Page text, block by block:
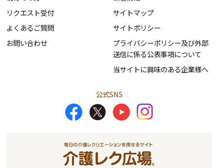
リクエスト受付
よくあるご質問
お問い合わせ
サイトマップ
サイトポリシー
プライバシーポリシー及び外部
送信に係る公表事項について
当サイトに興味のある企業様へ
公式SNS